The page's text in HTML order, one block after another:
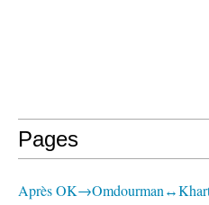
Pages
Après